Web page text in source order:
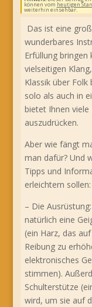
können vom heutigen
weiterhin einsehbar.
Das ist eine
wunderbares
Erfüllung bringen
vielseitigen
Klassik über Folk
solo als auch in
bietet Ihnen viele
auszudrücken.
Aber wie fängt
man dafür? Und
Tipps und
erleichtern sollen:
– Die
natürlich eine
(ein Harz, das
Reibung zu
elektronisches
stimmen).
Schulterstütze
wird, um sie auf